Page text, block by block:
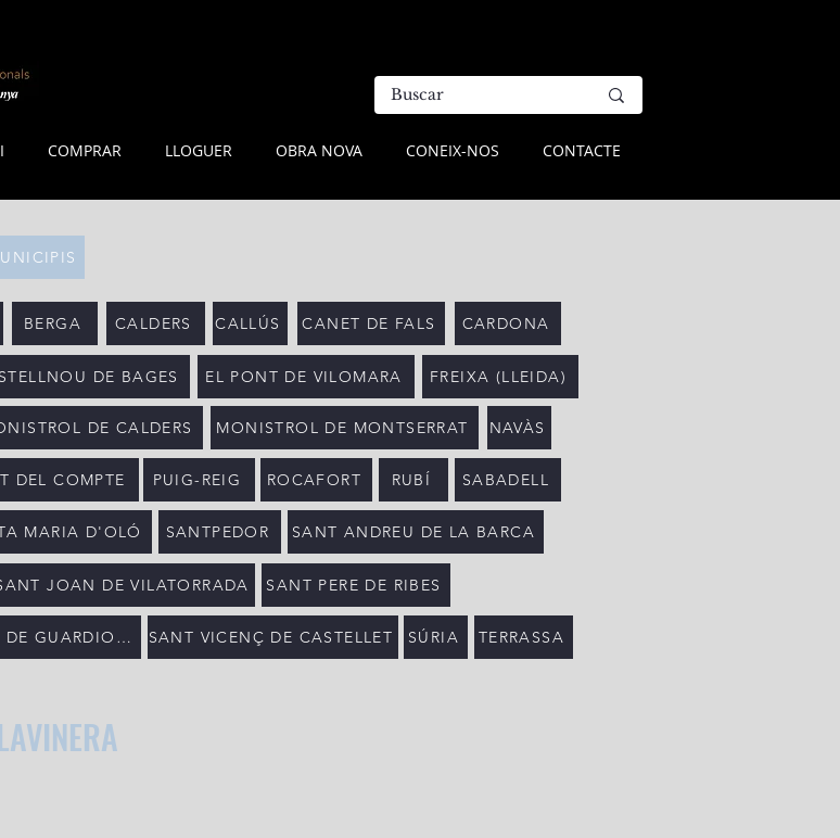
COMPRAR LLOGUER OBRA NOVA CONEIX-NOS CONTACTE
FREIXA (LLEIDA)
NAVÀS
DEL COMPTE ROCAFORT
MARIA D'OLÓ
DE CALDERS
SABADELL
RUBÍ
BERGA
PUIG-REIG
CALDERS CANET DE FALS
DE BAGES EL PONT DE VILOMARA
CALLÚS
MONISTROL DE MONTSERRAT
SANTPEDOR
CARDONA
JOAN DE VILATORRADA SANT PERE DE RIBES
SANT SALVADOR DE GUARDIOLA SANT VICENÇ DE CASTELLET SÚRIA TERRASSA
SANT ANDREU DE LA BARCA